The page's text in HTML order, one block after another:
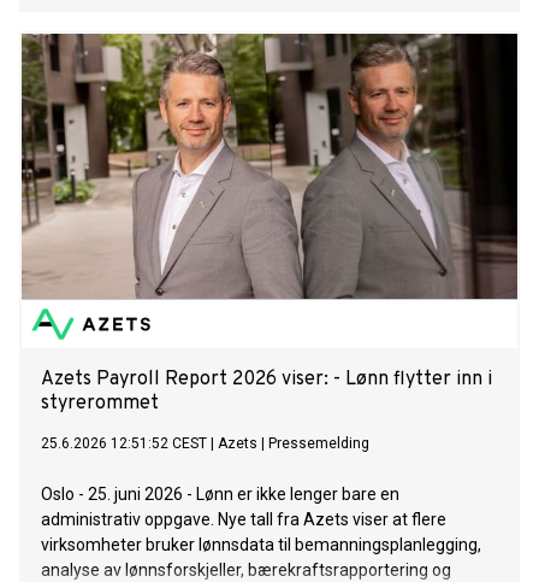
Azets Payroll Report 2026 viser: - Lønn flytter inn i
styrerommet
25.6.2026 12:51:52 CEST Azets Pressemelding
Oslo - 25. juni 2026 - Lønn er ikke lenger bare en
administrativ oppgave. Nye tall fra Azets viser at flere
virksomheter bruker lønnsdata til bemanningsplanlegging,
analyse av lønnsforskjeller, bærekraftsrapportering og